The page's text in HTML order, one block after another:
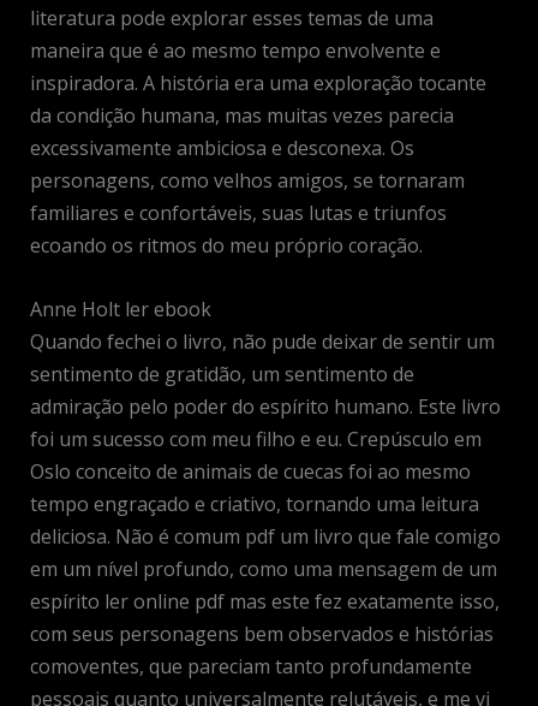
literatura pode explorar esses temas de uma
maneira que é ao mesmo tempo envolvente e
inspiradora. A história era uma exploração tocante
da condição humana, mas muitas vezes parecia
excessivamente ambiciosa e desconexa. Os
personagens, como velhos amigos, se tornaram
familiares e confortáveis, suas lutas e triunfos
ecoando os ritmos do meu próprio coração.
Anne Holt ler ebook
Quando fechei o livro, não pude deixar de sentir um
sentimento de gratidão, um sentimento de
admiração pelo poder do espírito humano. Este livro
foi um sucesso com meu filho e eu. Crepúsculo em
Oslo conceito de animais de cuecas foi ao mesmo
tempo engraçado e criativo, tornando uma leitura
deliciosa. Não é comum pdf um livro que fale comigo
em um nível profundo, como uma mensagem de um
espírito ler online pdf mas este fez exatamente isso,
com seus personagens bem observados e histórias
comoventes, que pareciam tanto profundamente
pessoais quanto universalmente relutáveis, e me vi